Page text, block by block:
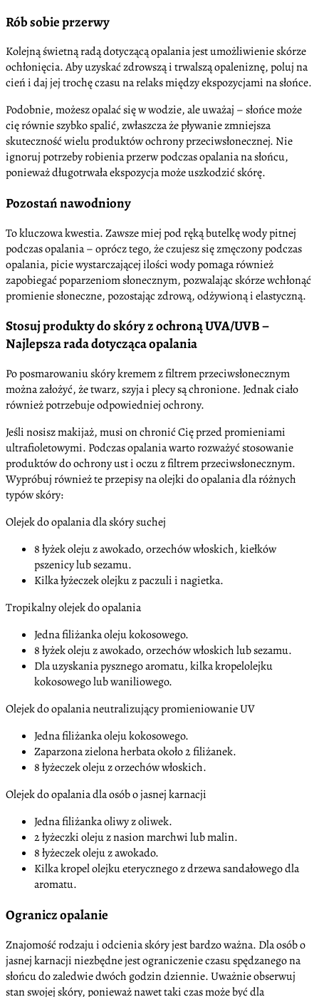
Rób sobie przerwy
Kolejną świetną radą dotyczącą opalania jest umożliwienie skórze
ochłonięcia. Aby uzyskać zdrowszą i trwalszą opaleniznę, poluj na
cień i daj jej trochę czasu na relaks między ekspozycjami na słońce.
Podobnie, możesz opalać się w wodzie, ale uważaj – słońce może
cię równie szybko spalić, zwłaszcza że pływanie zmniejsza
skuteczność wielu produktów ochrony przeciwsłonecznej. Nie
ignoruj potrzeby robienia przerw podczas opalania na słońcu,
ponieważ długotrwała ekspozycja może uszkodzić skórę.
Pozostań nawodniony
To kluczowa kwestia. Zawsze miej pod ręką butelkę wody pitnej
podczas opalania – oprócz tego, że czujesz się zmęczony podczas
opalania, picie wystarczającej ilości wody pomaga również
zapobiegać poparzeniom słonecznym, pozwalając skórze wchłonąć
promienie słoneczne, pozostając zdrową, odżywioną i elastyczną.
Stosuj produkty do skóry z ochroną UVA/UVB –
Najlepsza rada dotycząca opalania
Po posmarowaniu skóry kremem z filtrem przeciwsłonecznym
można założyć, że twarz, szyja i plecy są chronione. Jednak ciało
również potrzebuje odpowiedniej ochrony.
Jeśli nosisz makijaż, musi on chronić Cię przed promieniami
ultrafioletowymi. Podczas opalania warto rozważyć stosowanie
produktów do ochrony ust i oczu z filtrem przeciwsłonecznym.
Wypróbuj również te przepisy na olejki do opalania dla różnych
typów skóry:
Olejek do opalania dla skóry suchej
8 łyżek oleju z awokado, orzechów włoskich, kiełków
pszenicy lub sezamu.
Kilka łyżeczek olejku z paczuli i nagietka.
Tropikalny olejek do opalania
Jedna filiżanka oleju kokosowego.
8 łyżek oleju z awokado, orzechów włoskich lub sezamu.
Dla uzyskania pysznego aromatu, kilka kropelolejku
kokosowego lub waniliowego.
Olejek do opalania neutralizujący promieniowanie UV
Jedna filiżanka oleju kokosowego.
Zaparzona zielona herbata około 2 filiżanek.
8 łyżeczek oleju z orzechów włoskich.
Olejek do opalania dla osób o jasnej karnacji
Jedna filiżanka oliwy z oliwek.
2 łyżeczki oleju z nasion marchwi lub malin.
8 łyżeczek oleju z awokado.
Kilka kropel olejku eterycznego z drzewa sandałowego dla
aromatu.
Ogranicz opalanie
Znajomość rodzaju i odcienia skóry jest bardzo ważna. Dla osób o
jasnej karnacji niezbędne jest ograniczenie czasu spędzanego na
słońcu do zaledwie dwóch godzin dziennie. Uważnie obserwuj
stan swojej skóry, ponieważ nawet taki czas może być dla